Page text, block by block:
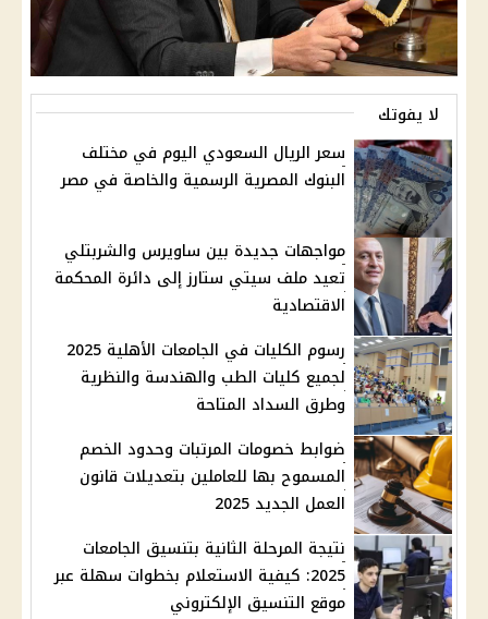
لا يفوتك
سعر الريال السعودي اليوم في مختلف
البنوك المصرية الرسمية والخاصة في مصر
مواجهات جديدة بين ساويرس والشربتلي
تعيد ملف سيتي ستارز إلى دائرة المحكمة
الاقتصادية
رسوم الكليات في الجامعات الأهلية 2025
لجميع كليات الطب والهندسة والنظرية
وطرق السداد المتاحة
ضوابط خصومات المرتبات وحدود الخصم
المسموح بها للعاملين بتعديلات قانون
العمل الجديد 2025
نتيجة المرحلة الثانية بتنسيق الجامعات
2025: كيفية الاستعلام بخطوات سهلة عبر
موقع التنسيق الإلكتروني